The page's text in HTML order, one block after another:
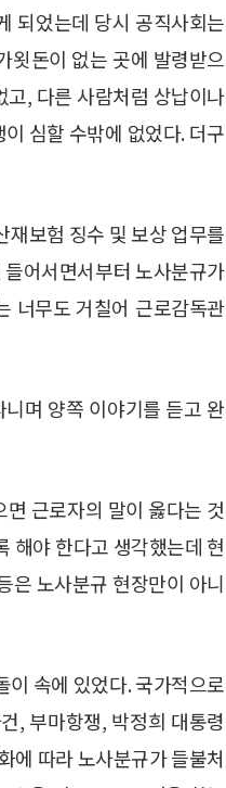
되었는데 당시 공직사회는
욋돈이 없는 곳에 발령받으
, 다른 사람처럼 상납이나
심할 수밖에 없었다. 더구
보험 징수 및 보상 업무를
어서면서부터 노사분규가
너무도 거칠어 근로감독관
며 양쪽 이야기를 듣고 완
근로자의 말이 옳다는 것
해야 한다고 생각했는데 현
은 노사분규 현장만이 아니
속에 있었다. 국가적으로
, 부마항쟁, 박정희 대통령
에 따라 노사분규가 들불처